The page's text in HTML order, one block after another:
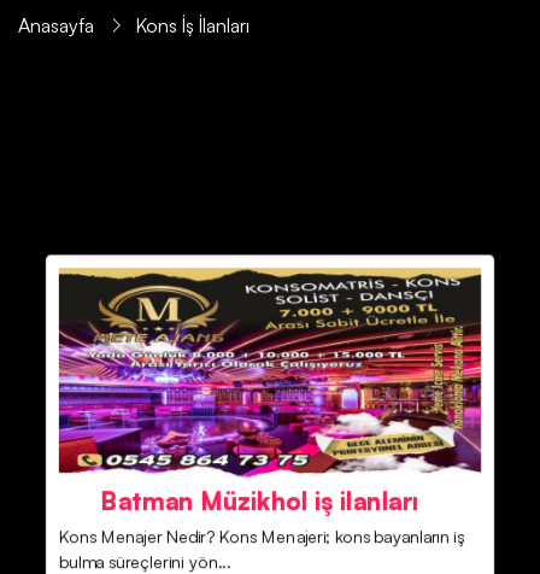
Anasayfa Kons İş İlanları
Batman Müzikhol iş ilanları
Kons Menajer Nedir? Kons Menajeri; kons bayanların iş
bulma süreçlerini yön...